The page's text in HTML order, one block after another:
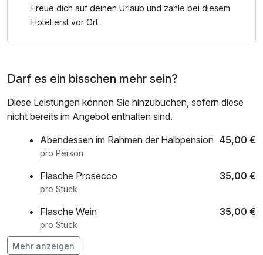
ausklingen oder genießen Sie regionale Spezialitäten im
Restaurant.
Grenze bietet das stilvolle Leonardo Hotel Völklingen-
Auszeiten. Der hauseigene Wellnessbereich mit Sauna und
Fitnessraum sorgt für wohltuende Entspannung. Dank der
idealen Lage am Rande des Bürgerparks erreichen Sie das
UNESCO-Weltkulturerbe Völklinger Hütte, die berühmte
wenigen Autominuten.
Die 98 komfortablen Hotelzimmer und großzügigen Suiten
spiegeln im Design die natürlichen und industriellen
Einflüsse der Region wider. Für kulinarische
Genussmomente sorgt morgens ein reichhaltiges
Frühstücksbuffet. Abends serviert das moderne Vitruv
Freue dich auf deinen Urlaub und zahle bei diesem
Hotel erst vor Ort.
Darf es ein bisschen mehr sein?
Diese Leistungen können Sie hinzubuchen, sofern diese
nicht bereits im Angebot enthalten sind.
Abendessen im Rahmen der Halbpension 45,00 €
pro Person
Flasche Prosecco 35,00 €
pro Stück
Flasche Wein 35,00 €
pro Stück
Mehr anzeigen